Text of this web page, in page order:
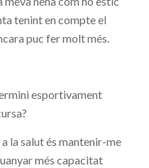
tenint en compte el
puc fer molt més.
esportivament
la salut és mantenir-me
més capacitat